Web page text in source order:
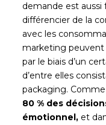
demande est aussi
différencier de la
avec les
marketing
par le biais d’un
d’entre elles
packaging.
80 % des
émotionnel, et